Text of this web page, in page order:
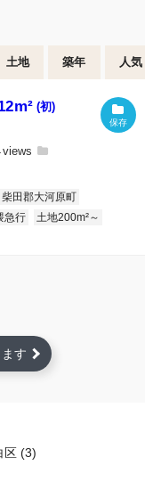
土地 築年 人気
(初)
柴田郡大河原町
急行
土地200m²～
す
区 (3)